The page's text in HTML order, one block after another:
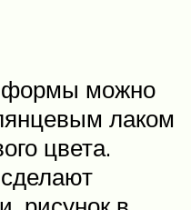
формы можно
лаком
цвета.